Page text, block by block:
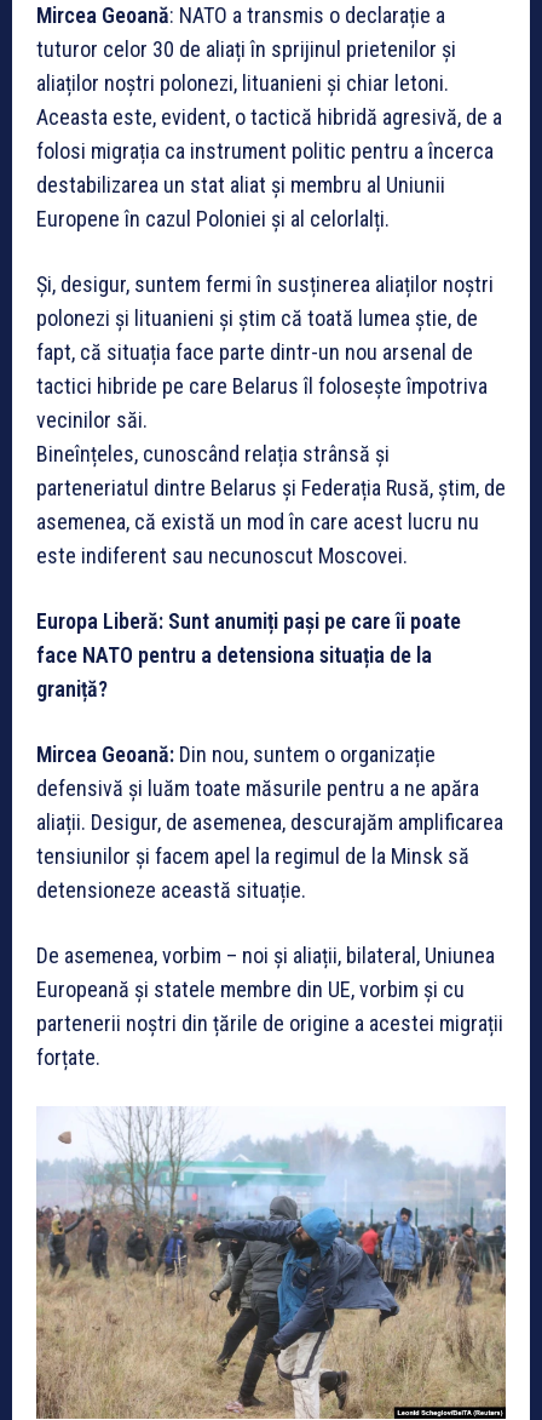
Mircea Geoană: NATO a transmis o declarație a
tuturor celor 30 de aliați în sprijinul prietenilor și
aliaților noștri polonezi, lituanieni și chiar letoni.
Aceasta este, evident, o tactică hibridă agresivă, de a
folosi migrația ca instrument politic pentru a încerca
destabilizarea un stat aliat și membru al Uniunii
Europene în cazul Poloniei și al celorlalți.
Și, desigur, suntem fermi în susținerea aliaților noștri
polonezi și lituanieni și știm că toată lumea știe, de
fapt, că situația face parte dintr-un nou arsenal de
tactici hibride pe care Belarus îl folosește împotriva
vecinilor săi.
Bineînțeles, cunoscând relația strânsă și
parteneriatul dintre Belarus și Federația Rusă, știm, de
asemenea, că există un mod în care acest lucru nu
este indiferent sau necunoscut Moscovei.
Europa Liberă: Sunt anumiți pași pe care îi poate
face NATO pentru a detensiona situația de la
graniță?
Mircea Geoană: Din nou, suntem o organizație
defensivă și luăm toate măsurile pentru a ne apăra
aliații. Desigur, de asemenea, descurajăm amplificarea
tensiunilor și facem apel la regimul de la Minsk să
detensioneze această situație.
De asemenea, vorbim – noi și aliații, bilateral, Uniunea
Europeană și statele membre din UE, vorbim și cu
partenerii noștri din țările de origine a acestei migrații
forțate.